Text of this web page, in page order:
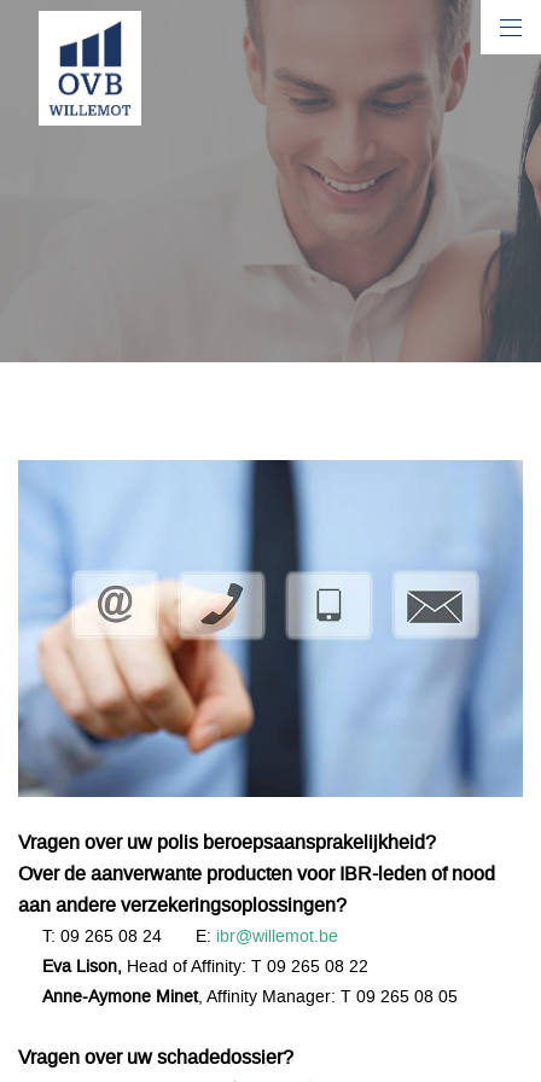
Vragen over uw polis beroepsaansprakelijkheid?
Over de aanverwante producten voor IBR-leden of nood
aan andere verzekeringsoplossingen?
T: 09 265 08 24 E: ibr@willemot.be
Eva Lison, Head of Affinity: T 09 265 08 22
Anne-Aymone Minet, Affinity Manager: T 09 265 08 05
Vragen over uw schadedossier?